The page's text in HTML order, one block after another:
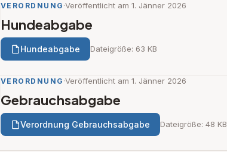
VERORDNUNG ·Veröffentlicht am 1. Jänner 2026
Hundeabgabe
Hundeabgabe Dateigröße: 63 KB
VERORDNUNG ·Veröffentlicht am 1. Jänner 2026
Gebrauchsabgabe
Verordnung Gebrauchsabgabe Dateigröße: 48 KB